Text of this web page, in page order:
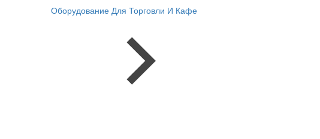
Оборудование Для Торговли И Кафе